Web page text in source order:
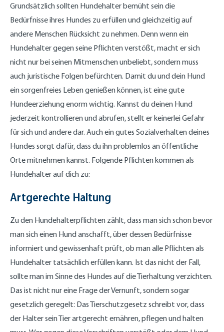
Grundsätzlich sollten Hundehalter bemüht sein die
Bedürfnisse ihres Hundes zu erfüllen und gleichzeitig auf
andere Menschen Rücksicht zu nehmen. Denn wenn ein
Hundehalter gegen seine Pflichten verstößt, macht er sich
nicht nur bei seinen Mitmenschen unbeliebt, sondern muss
auch juristische Folgen befürchten. Damit du und dein Hund
ein sorgenfreies Leben genießen können, ist eine gute
Hundeerziehung enorm wichtig. Kannst du deinen Hund
jederzeit kontrollieren und abrufen, stellt er keinerlei Gefahr
für sich und andere dar. Auch ein gutes Sozialverhalten deines
Hundes sorgt dafür, dass du ihn problemlos an öffentliche
Orte mitnehmen kannst. Folgende Pflichten kommen als
Hundehalter auf dich zu:
Artgerechte Haltung
Zu den Hundehalterpflichten zählt, dass man sich schon bevor
man sich einen Hund anschafft, über dessen Bedürfnisse
informiert und gewissenhaft prüft, ob man alle Pflichten als
Hundehalter tatsächlich erfüllen kann. Ist das nicht der Fall,
sollte man im Sinne des Hundes auf die Tierhaltung verzichten.
Das ist nicht nur eine Frage der Vernunft, sondern sogar
gesetzlich geregelt: Das Tierschutzgesetz schreibt vor, dass
der Halter sein Tier artgerecht ernähren, pflegen und halten